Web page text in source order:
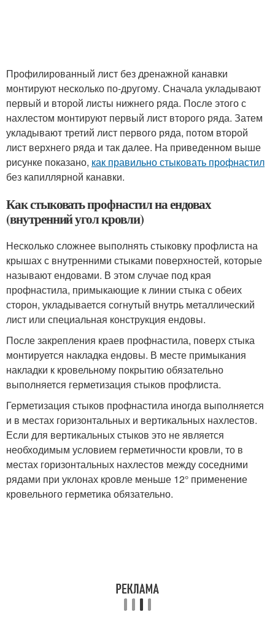
Профилированный лист без дренажной канавки
монтируют несколько по-другому. Сначала укладывают
первый и второй листы нижнего ряда. После этого с
нахлестом монтируют первый лист второго ряда. Затем
укладывают третий лист первого ряда, потом второй
лист верхнего ряда и так далее. На приведенном выше
рисунке показано, как правильно стыковать профнастил
без капиллярной канавки.
Как стыковать профнастил на ендовах
(внутренний угол кровли)
Несколько сложнее выполнять стыковку профлиста на
крышах с внутренними стыками поверхностей, которые
называют ендовами. В этом случае под края
профнастила, примыкающие к линии стыка с обеих
сторон, укладывается согнутый внутрь металлический
лист или специальная конструкция ендовы.
После закрепления краев профнастила, поверх стыка
монтируется накладка ендовы. В месте примыкания
накладки к кровельному покрытию обязательно
выполняется герметизация стыков профлиста.
Герметизация стыков профнастила иногда выполняется
и в местах горизонтальных и вертикальных нахлестов.
Если для вертикальных стыков это не является
необходимым условием герметичности кровли, то в
местах горизонтальных нахлестов между соседними
рядами при уклонах кровле меньше 12° применение
кровельного герметика обязательно.